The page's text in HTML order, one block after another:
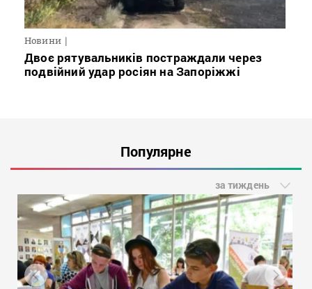
Новини
Двоє рятувальників постраждали через
подвійний удар росіян на Запоріжжі
Популярне
за тиждень